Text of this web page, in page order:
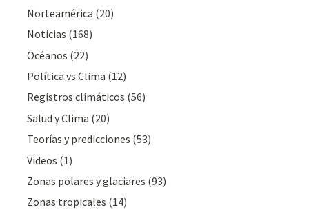
Norteamérica (20)
Noticias (168)
Océanos (22)
Polí­tica vs Clima (12)
Registros climáticos (56)
Salud y Clima (20)
Teorías y predicciones (53)
Videos (1)
Zonas polares y glaciares (93)
Zonas tropicales (14)